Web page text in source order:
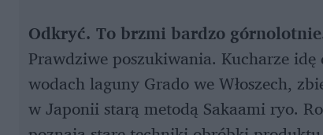
Odkryć. To brzmi bardzo
Prawdziwe poszukiwania. Kucharze
wodach laguny Grado we Włoszech,
w Japonii starą metodą Sakaami ryo.